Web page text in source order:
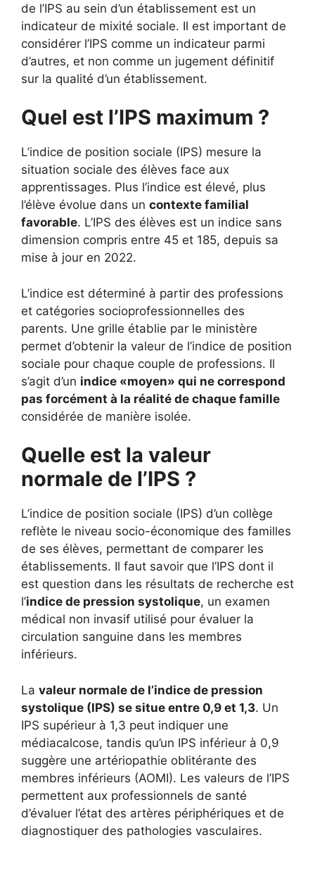
de l’IPS au sein d’un établissement est un
indicateur de mixité sociale. Il est important de
considérer l’IPS comme un indicateur parmi
d’autres, et non comme un jugement définitif
sur la qualité d’un établissement.
Quel est l’IPS maximum ?
L’indice de position sociale (IPS) mesure la
situation sociale des élèves face aux
apprentissages. Plus l’indice est élevé, plus
l’élève évolue dans un contexte familial
favorable. L’IPS des élèves est un indice sans
dimension compris entre 45 et 185, depuis sa
mise à jour en 2022.
L’indice est déterminé à partir des professions
et catégories socioprofessionnelles des
parents. Une grille établie par le ministère
permet d’obtenir la valeur de l’indice de position
sociale pour chaque couple de professions. Il
s’agit d’un indice «moyen» qui ne correspond
pas forcément à la réalité de chaque famille
considérée de manière isolée.
Quelle est la valeur
normale de l’IPS ?
L’indice de position sociale (IPS) d’un collège
reflète le niveau socio-économique des familles
de ses élèves, permettant de comparer les
établissements. Il faut savoir que l’IPS dont il
est question dans les résultats de recherche est
l’indice de pression systolique, un examen
médical non invasif utilisé pour évaluer la
circulation sanguine dans les membres
inférieurs.
La valeur normale de l’indice de pression
systolique (IPS) se situe entre 0,9 et 1,3. Un
IPS supérieur à 1,3 peut indiquer une
médiacalcose, tandis qu’un IPS inférieur à 0,9
suggère une artériopathie oblitérante des
membres inférieurs (AOMI). Les valeurs de l’IPS
permettent aux professionnels de santé
d’évaluer l’état des artères périphériques et de
diagnostiquer des pathologies vasculaires.